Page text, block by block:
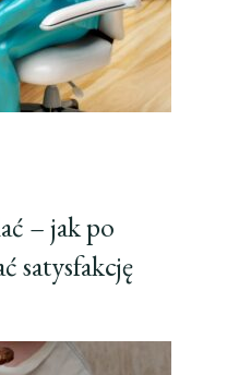
– jak po
satysfakcję